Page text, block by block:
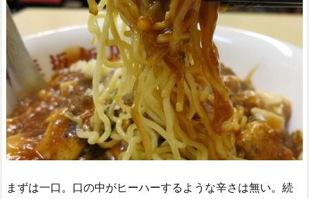
まずは一口。口の中がヒーハーするような辛さは無い。続